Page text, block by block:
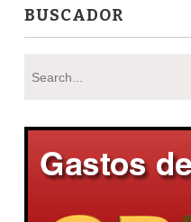
BUSCADOR